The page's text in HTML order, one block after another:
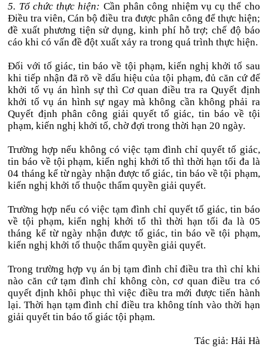
5. Tổ chức thực hiện: Cần phân công nhiệm vụ cụ thể cho
Điều tra viên, Cán bộ điều tra được phân công để thực hiện;
đề xuất phương tiện sử dụng, kinh phí hỗ trợ; chế độ báo
cáo khi có vấn đề đột xuất xảy ra trong quá trình thực hiện.
Đối với tố giác, tin báo về tội phạm, kiến nghị khởi tố sau
khi tiếp nhận đã rõ về dấu hiệu của tội phạm, đủ căn cứ để
khởi tố vụ án hình sự thì Cơ quan điều tra ra Quyết định
khởi tố vụ án hình sự ngay mà không cần không phải ra
Quyết định phân công giải quyết tố giác, tin báo về tội
phạm, kiến nghị khởi tố, chờ đợi trong thời hạn 20 ngày.
Trường hợp nếu không có việc tạm đình chỉ quyết tố giác,
tin báo về tội phạm, kiến nghị khởi tố thì thời hạn tối đa là
04 tháng kể từ ngày nhận được tố giác, tin báo về tội phạm,
kiến nghị khởi tố thuộc thẩm quyền giải quyết.
Trường hợp nếu có việc tạm đình chỉ quyết tố giác, tin báo
về tội phạm, kiến nghị khởi tố thì thời hạn tối đa là 05
tháng kể từ ngày nhận được tố giác, tin báo về tội phạm,
kiến nghị khởi tố thuộc thẩm quyền giải quyết.
Trong trường hợp vụ án bị tạm đình chỉ điều tra thì chỉ khi
nào căn cứ tạm đình chỉ không còn, cơ quan điều tra có
quyết định khôi phục thì việc điều tra mới được tiến hành
lại. Thời hạn tạm đình chỉ điều tra không tính vào thời hạn
giải quyết tin báo tố giác tội phạm.
Tác giả: Hải Hà